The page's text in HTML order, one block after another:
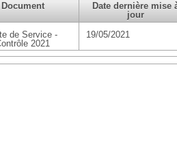
Document
Date dernière mise
jour
de Service -
2021
19/05/2021